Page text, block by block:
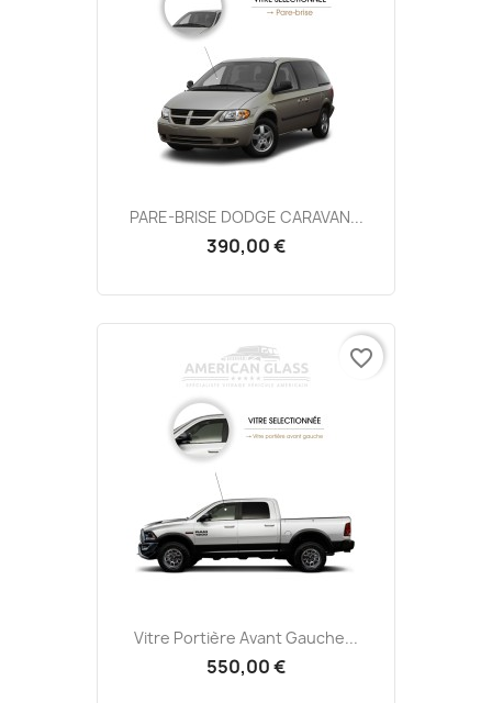
PARE-BRISE DODGE CARAVAN...
390,00 €
Vitre Portière Avant Gauche...
550,00 €
favorite_border